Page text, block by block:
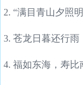
2. “满目青山夕照
3. 苍龙日暮还行雨
4. 福如东海，寿比